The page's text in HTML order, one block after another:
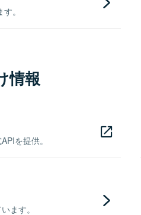
。
情報
を提供。
ます。